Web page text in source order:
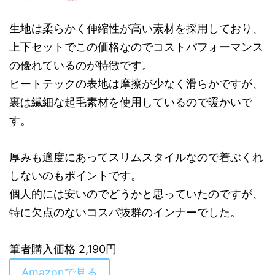
生地は柔らかく伸縮性が高い素材を採用しており、
上下セットでこの価格なのでコストパフォーマンス
の優れているのが特徴です。
ヒートテックの表地は摩擦が少なく滑らかですが、
裏は繊細な起毛素材を使用しているので暖かいで
す。
厚みも適度にあってスリムスタイルなので着ぶくれ
しないのもポイントです。
個人的には安いのでどうかと思っていたのですが、
特に欠点のないコスパ抜群のインナーでした。
筆者購入価格 2,190円
Amazonで見る